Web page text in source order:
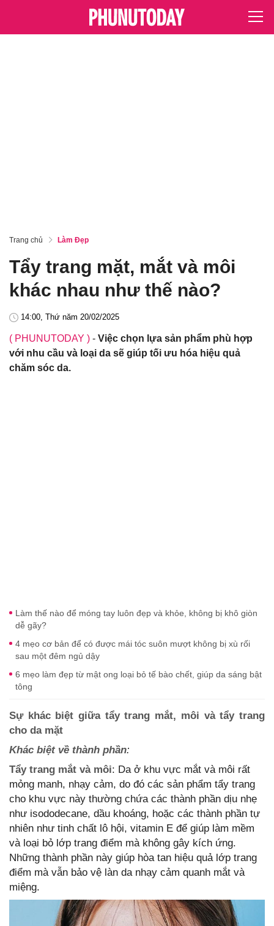
Trang chủ Làm Đẹp
Tẩy trang mặt, mắt và môi
khác nhau như thế nào?
14:00, Thứ năm 20/02/2025
( PHUNUTODAY ) - Việc chọn lựa sản phẩm phù hợp
với nhu cầu và loại da sẽ giúp tối ưu hóa hiệu quả
chăm sóc da.
Làm thế nào để móng tay luôn đẹp và khỏe, không bị khô giòn
dễ gãy?
4 mẹo cơ bản để có được mái tóc suôn mượt không bị xù rối
sau một đêm ngủ dậy
6 mẹo làm đẹp từ mật ong loại bỏ tế bào chết, giúp da sáng bật
tông
Sự khác biệt giữa tẩy trang mắt, môi và tẩy trang
cho da mặt
Khác biệt về thành phần:
Tẩy trang mắt và môi: Da ở khu vực mắt và môi rất
mỏng manh, nhạy cảm, do đó các sản phẩm tẩy trang
cho khu vực này thường chứa các thành phần dịu nhẹ
như isododecane, dầu khoáng, hoặc các thành phần tự
nhiên như tinh chất lô hội, vitamin E để giúp làm mềm
và loại bỏ lớp trang điểm mà không gây kích ứng.
Những thành phần này giúp hòa tan hiệu quả lớp trang
điểm mà vẫn bảo vệ làn da nhạy cảm quanh mắt và
miệng.